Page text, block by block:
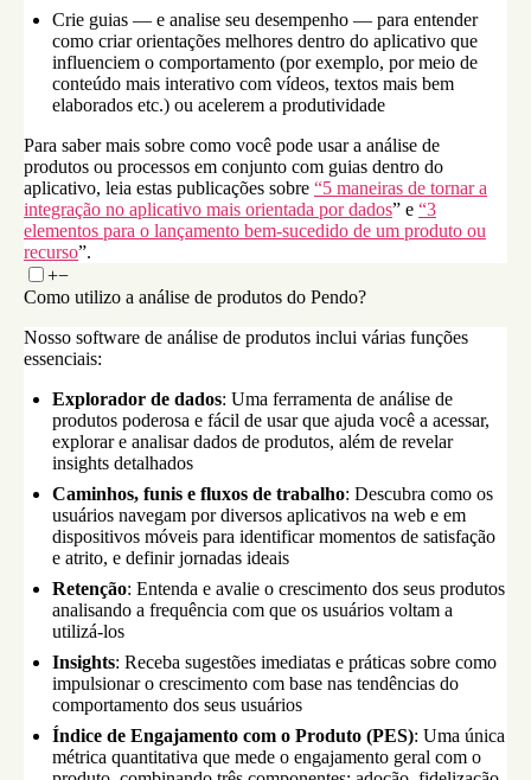
Crie guias — e analise seu desempenho — para entender
como criar orientações melhores dentro do aplicativo que
influenciem o comportamento (por exemplo, por meio de
conteúdo mais interativo com vídeos, textos mais bem
elaborados etc.) ou acelerem a produtividade
Para saber mais sobre como você pode usar a análise de
produtos ou processos em conjunto com guias dentro do
aplicativo, leia estas publicações sobre “5 maneiras de tornar a
integração no aplicativo mais orientada por dados” e “3
elementos para o lançamento bem-sucedido de um produto ou
recurso”.
+−
Como utilizo a análise de produtos do Pendo?
Nosso software de análise de produtos inclui várias funções
essenciais:
Explorador de dados: Uma ferramenta de análise de
produtos poderosa e fácil de usar que ajuda você a acessar,
explorar e analisar dados de produtos, além de revelar
insights detalhados
Caminhos, funis e fluxos de trabalho: Descubra como os
usuários navegam por diversos aplicativos na web e em
dispositivos móveis para identificar momentos de satisfação
e atrito, e definir jornadas ideais
Retenção: Entenda e avalie o crescimento dos seus produtos
analisando a frequência com que os usuários voltam a
utilizá-los
Insights: Receba sugestões imediatas e práticas sobre como
impulsionar o crescimento com base nas tendências do
comportamento dos seus usuários
Índice de Engajamento com o Produto (PES): Uma única
métrica quantitativa que mede o engajamento geral com o